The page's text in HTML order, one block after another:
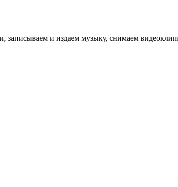
записываем и издаем музыку, снимаем